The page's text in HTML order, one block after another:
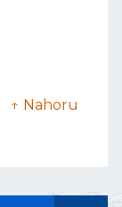
↑ Nahoru